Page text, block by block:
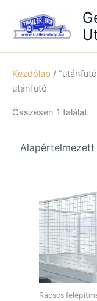
content
Kezdőlap /
utánfutó
Összesen 1 találat
Rácsos